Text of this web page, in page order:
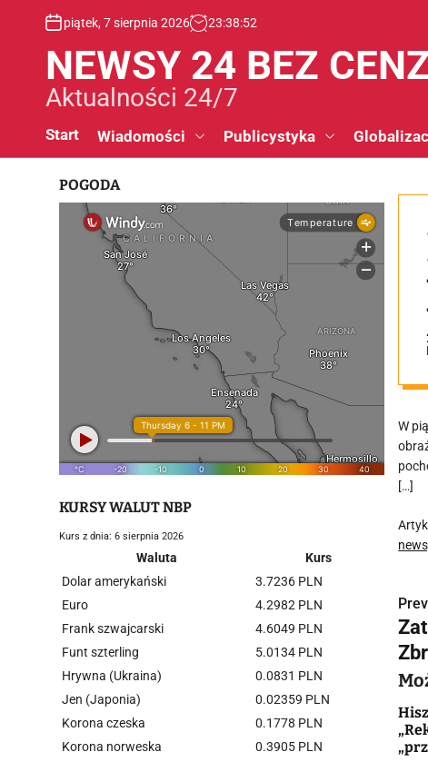
piątek, 7 sierpnia 2026 23:38:53
NEWSY 24 BEZ
Aktualności 24/7
Start Wiadomości Publicystyka
W
[…]
N
a
w
i
g
POGODA
KURSY WALUT NBP
Kurs z dnia: 6 sierpnia 2026
Waluta
Kurs
Dolar amerykański
3.7236 PLN
Euro
4.2982 PLN
Frank szwajcarski
4.6049 PLN
Funt szterling
5.0134 PLN
Hrywna (Ukraina)
0.0831 PLN
Jen (Japonia)
0.02359 PLN
Korona czeska
0.1778 PLN
Korona norweska
0.3905 PLN